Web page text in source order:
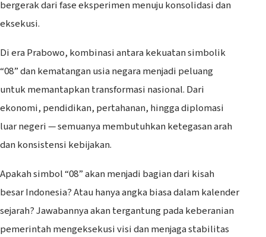
bergerak dari fase eksperimen menuju konsolidasi dan
eksekusi.
Di era Prabowo, kombinasi antara kekuatan simbolik
“08” dan kematangan usia negara menjadi peluang
untuk memantapkan transformasi nasional. Dari
ekonomi, pendidikan, pertahanan, hingga diplomasi
luar negeri — semuanya membutuhkan ketegasan arah
dan konsistensi kebijakan.
Apakah simbol “08” akan menjadi bagian dari kisah
besar Indonesia? Atau hanya angka biasa dalam kalender
sejarah? Jawabannya akan tergantung pada keberanian
pemerintah mengeksekusi visi dan menjaga stabilitas